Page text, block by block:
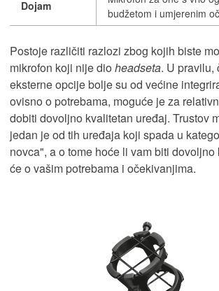
Dojam
budžetom i umjerenim
Postoje različiti razlozi zbog kojih biste
mikrofon koji nije dio headseta. U pravilu,
eksterne opcije bolje su od većine
ovisno o potrebama, moguće je za
dobiti dovoljno kvalitetan uređaj. Trustov
jedan je od tih uređaja koji spada u
novca", a o tome hoće li vam biti
će o vašim potrebama i očekivanjima.